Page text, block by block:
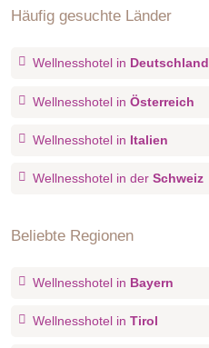
Häufig gesuchte Länder
Wellnesshotel in Deutschland
Wellnesshotel in Österreich
Wellnesshotel in Italien
Wellnesshotel in der Schweiz
Beliebte Regionen
Wellnesshotel in Bayern
Wellnesshotel in Tirol